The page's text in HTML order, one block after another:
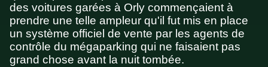
des voitures garées à Orly commençaient à
prendre une telle ampleur qu'il fut mis en place
un système officiel de vente par les agents de
contrôle du mégaparking qui ne faisaient pas
grand chose avant la nuit tombée.